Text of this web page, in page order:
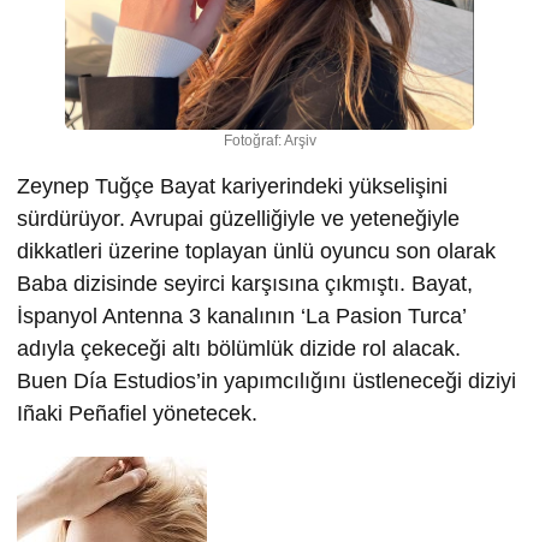
Fotoğraf: Arşiv
Zeynep Tuğçe Bayat kariyerindeki yükselişini
sürdürüyor. Avrupai güzelliğiyle ve yeteneğiyle
dikkatleri üzerine toplayan ünlü oyuncu son olarak
Baba dizisinde seyirci karşısına çıkmıştı. Bayat,
İspanyol Antenna 3 kanalının ‘La Pasion Turca’
adıyla çekeceği altı bölümlük dizide rol alacak.
Buen Día Estudios’in yapımcılığını üstleneceği diziyi
Iñaki Peñafiel yönetecek.